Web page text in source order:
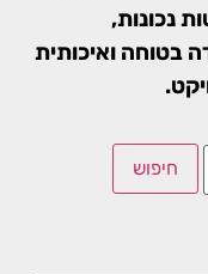
נכונות,
בטוחה ואיכותית